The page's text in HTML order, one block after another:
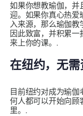
如果你想教瑜伽，并
迎。如果你真心热爱
入来源，那么瑜伽教
因此致富，并积累
来上你的课。.
在纽约，无需
目前纽约对成为瑜
何人都可以开始向顾
里。.